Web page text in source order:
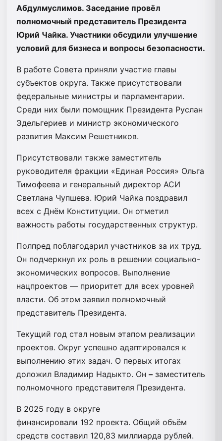
Абдулмуслимов. Заседание провёл
полномочный представитель Президента
Юрий Чайка. Участники обсудили улучшение
условий для бизнеса и вопросы безопасности.
В работе Совета приняли участие главы
субъектов округа. Также присутствовали
федеральные министры и парламентарии.
Среди них были помощник Президента Руслан
Эдельгериев и министр экономического
развития Максим Решетников.
Присутствовали также заместитель
руководителя фракции «Единая Россия» Ольга
Тимофеева и генеральный директор АСИ
Светлана Чупшева. Юрий Чайка поздравил
всех с Днём Конституции. Он отметил
важность работы государственных структур.
Полпред поблагодарил участников за их труд.
Он подчеркнул их роль в решении социально-
экономических вопросов. Выполнение
нацпроектов — приоритет для всех уровней
власти. Об этом заявил полномочный
представитель Президента.
Текущий год стал новым этапом реализации
проектов. Округ успешно адаптировался к
выполнению этих задач. О первых итогах
доложил Владимир Надыкто. Он – заместитель
полномочного представителя Президента.
В 2025 году в округе
финансировали 192 проекта. Общий объём
средств составил 120,83 миллиарда рублей.